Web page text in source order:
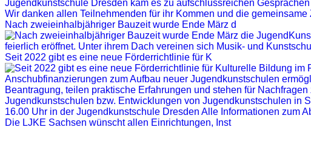
Nach zweieinhalbjähriger Bauzeit wurde Ende März d
Seit 2022 gibt es eine neue Förderrichtlinie für K
Die LJKE Sachsen wünscht allen Einrichtungen, Inst